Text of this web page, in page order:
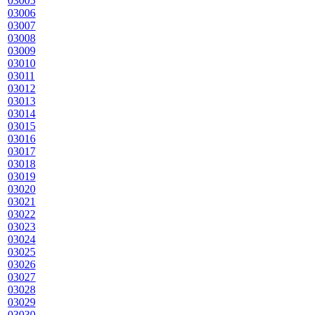
03006
03007
03008
03009
03010
03011
03012
03013
03014
03015
03016
03017
03018
03019
03020
03021
03022
03023
03024
03025
03026
03027
03028
03029